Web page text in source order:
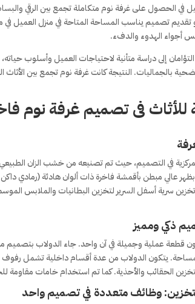
في الحصول على غرفة نوم متكاملة تجمع بين الرقي
تصميم يناسب المساحة المتاحة في منزل العميل في
أجواء الهدوء والدفء.
إلى دراسة متأنية لاحتياجات العميل وأسلوب
بالجماليات. النتيجة كانت غرفة نوم تجمع بين
للأثاث فى تصميم غرفة نوم
في التصميم، حيث تم تصنيعه من خشب الزان
عالي مبطن بأقمشة فاخرة ذات ألوان هادئة (رمادي
سرية أسفل السرير لتخزين البطانيات والملابس
ذكي ومميز
قطعة عملية وجميلة في آن واحد. جاء الدولاب بتصميم
يتكون الدولاب من عدة أقسام داخلية تشمل
الحقائب والأحذية. كما تم استخدام خامات مقاومة
وظائف متعددة في تصميم واحد